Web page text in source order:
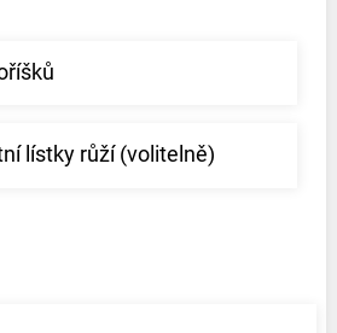
lístky růží (volitelně)